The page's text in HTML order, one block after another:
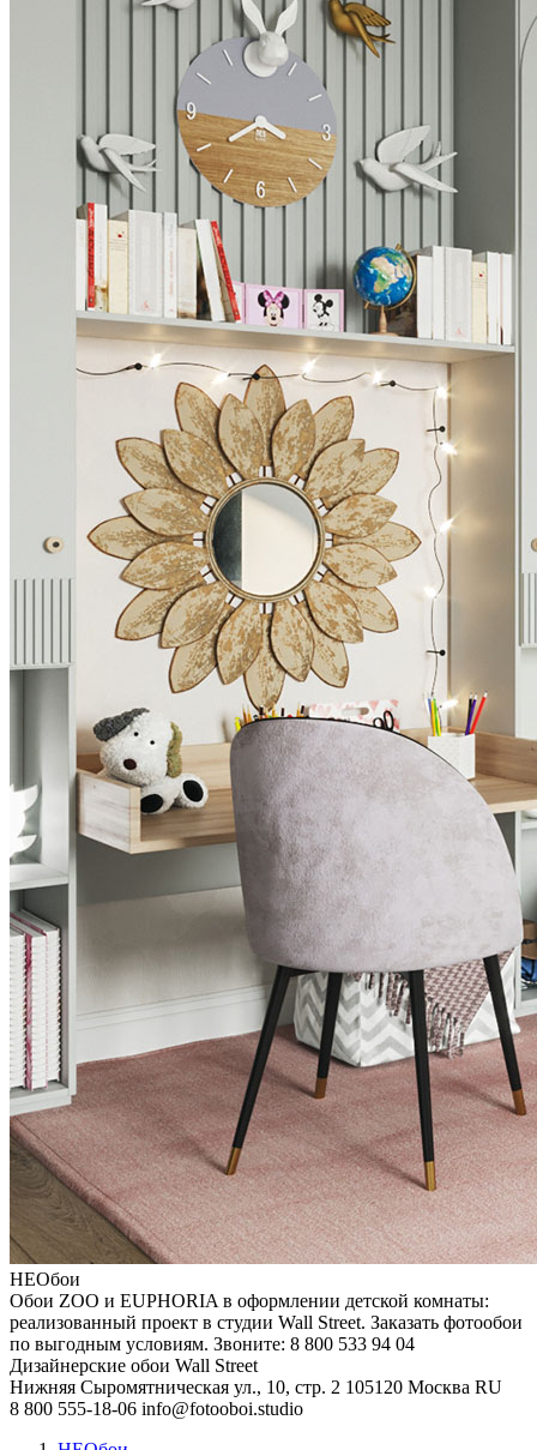
НЕОбои
Обои ZOO и EUPHORIA в оформлении детской комнаты:
реализованный проект в студии Wall Street. Заказать фотообои
по выгодным условиям. Звоните: 8 800 533 94 04
Дизайнерские обои Wall Street
Нижняя Сыромятническая ул., 10, стр. 2 105120 Москва RU
8 800 555-18-06 info@fotooboi.studio